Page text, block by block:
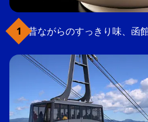
昔ながらのすっきり味、函